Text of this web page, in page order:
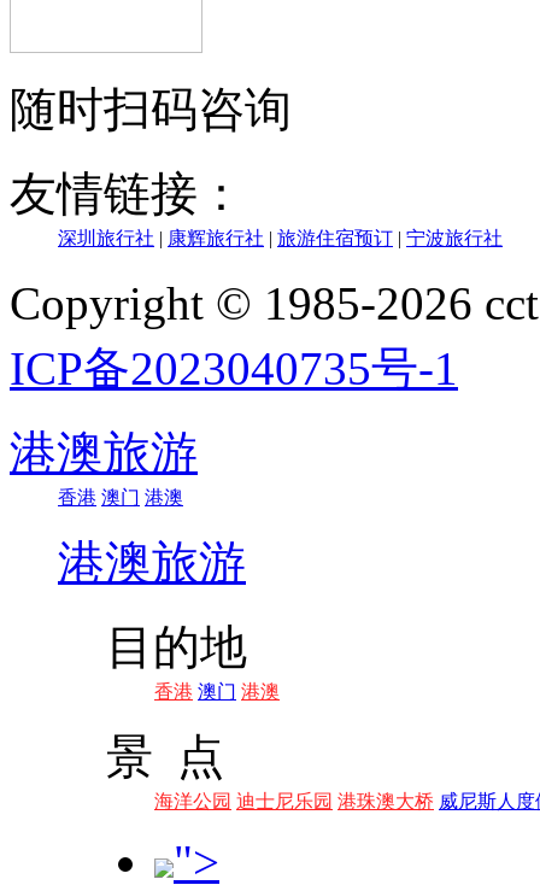
随时扫码咨询
友情链接：
深圳旅行社 | 康辉旅行社 | 旅游住宿预订 | 宁波旅行社
Copyright © 1985-2026
ICP备2023040735号-1
港澳旅游
香港 澳门 港澳
港澳旅游
目的地
香港 澳门 港澳
景 点
海洋公园 迪士尼乐园 港珠澳大桥 威尼斯人度
">